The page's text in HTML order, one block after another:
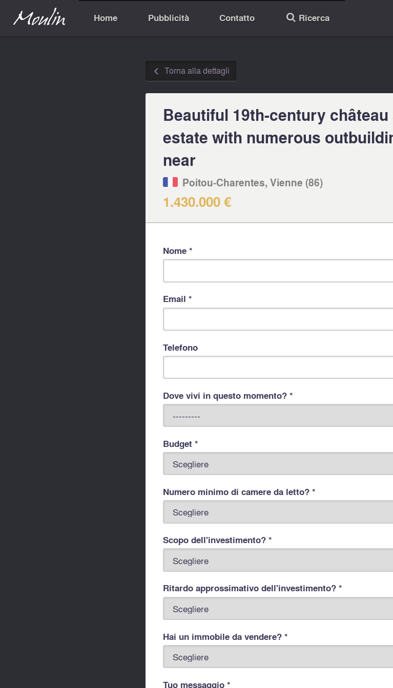
Home Pubblicità Contatto 🔎 Ricerca
◅ Torna alla dettagli
Beautiful 19th-century
estate with numerous
near
Poitou-Charentes, Vienne (86)
1.430.000 €
Nome *
Email *
Telefono
Dove vivi in questo momento? *
Budget *
Numero minimo di camere da letto? *
Scopo dell'investimento? *
Ritardo approssimativo dell'investimento? *
Hai un immobile da vendere? *
Tuo messaggio *